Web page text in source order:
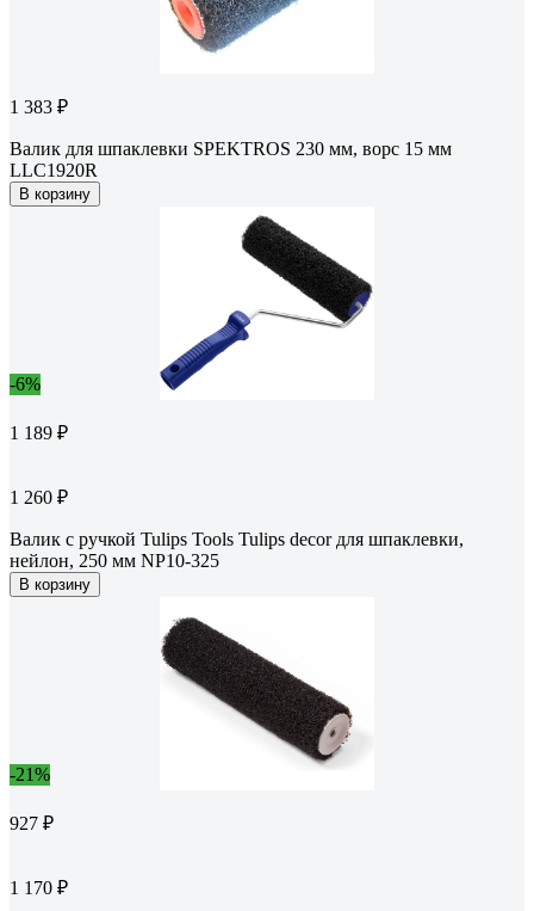
1 383 ₽
Валик для шпаклевки SPEKTROS 230 мм, ворс 15 мм
LLC1920R
В корзину
-6%
1 189 ₽
1 260 ₽
Валик с ручкой Tulips Tools Tulips decor для шпаклевки,
нейлон, 250 мм NP10-325
В корзину
-21%
927 ₽
1 170 ₽